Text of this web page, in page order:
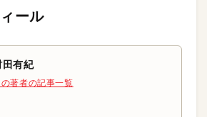
ール
田有紀
の著者の記事一覧